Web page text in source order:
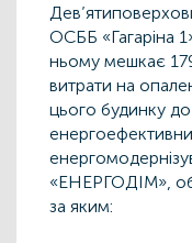
ОСББ «Гагаріна
ньому мешкає
витрати на
цього будинку
«ЕНЕРГОДІМ»,
за яким: